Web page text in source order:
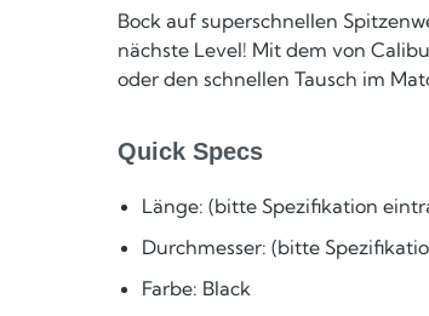
Bock auf superschnellen
nächste Level! Mit dem von
oder den schnellen Tausch im
Quick Specs
Länge: (bitte Spezifikation
Durchmesser: (bitte
Farbe: Black